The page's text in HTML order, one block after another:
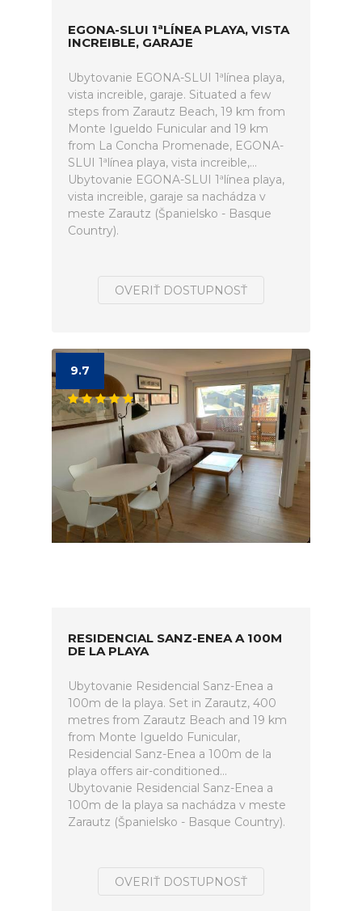
EGONA-SLUI 1ªLÍNEA PLAYA, VISTA
INCREIBLE, GARAJE
Ubytovanie EGONA-SLUI 1ªlínea playa,
vista increible, garaje. Situated a few
steps from Zarautz Beach, 19 km from
Monte Igueldo Funicular and 19 km
from La Concha Promenade, EGONA-
SLUI 1ªlínea playa, vista increible,...
Ubytovanie EGONA-SLUI 1ªlínea playa,
vista increible, garaje sa nachádza v
meste Zarautz (Španielsko - Basque
Country).
OVERIŤ DOSTUPNOSŤ
9.7
RESIDENCIAL SANZ-ENEA A 100M
DE LA PLAYA
Ubytovanie Residencial Sanz-Enea a
100m de la playa. Set in Zarautz, 400
metres from Zarautz Beach and 19 km
from Monte Igueldo Funicular,
Residencial Sanz-Enea a 100m de la
playa offers air-conditioned...
Ubytovanie Residencial Sanz-Enea a
100m de la playa sa nachádza v meste
Zarautz (Španielsko - Basque Country).
OVERIŤ DOSTUPNOSŤ